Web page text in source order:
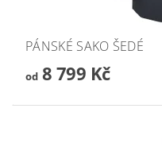
PÁNSKÉ SAKO ŠEDÉ
od8 799 Kč